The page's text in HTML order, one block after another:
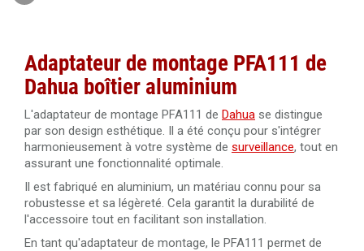
Adaptateur de montage PFA111 de
Dahua boîtier aluminium
L'adaptateur de montage PFA111 de Dahua se distingue
par son design esthétique. Il a été conçu pour s'intégrer
harmonieusement à votre système de surveillance, tout en
assurant une fonctionnalité optimale.
Il est fabriqué en aluminium, un matériau connu pour sa
robustesse et sa légèreté. Cela garantit la durabilité de
l'accessoire tout en facilitant son installation.
En tant qu'adaptateur de montage, le PFA111 permet de